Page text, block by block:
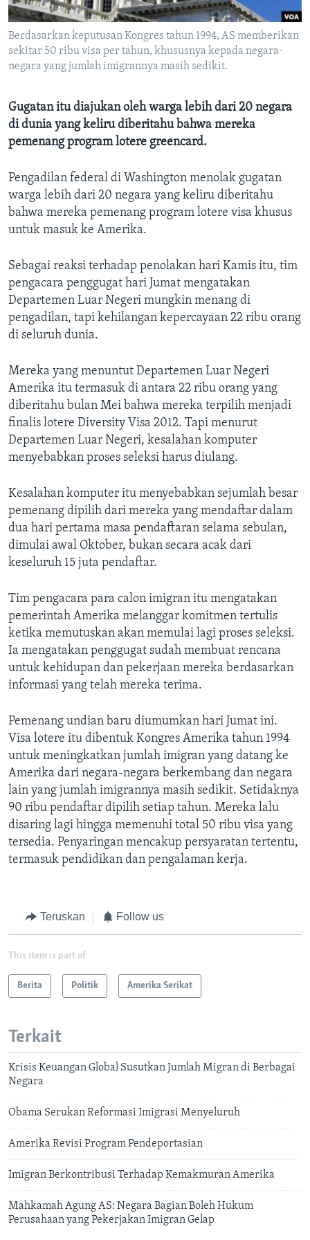
Berdasarkan keputusan Kongres tahun 1994, AS memberikan
sekitar 50 ribu visa per tahun, khususnya kepada negara-
negara yang jumlah imigrannya masih sedikit.
Gugatan itu diajukan oleh warga lebih dari 20 negara
di dunia yang keliru diberitahu bahwa mereka
pemenang program lotere greencard.
Pengadilan federal di Washington menolak gugatan
warga lebih dari 20 negara yang keliru diberitahu
bahwa mereka pemenang program lotere visa khusus
untuk masuk ke Amerika.
Sebagai reaksi terhadap penolakan hari Kamis itu, tim
pengacara penggugat hari Jumat mengatakan
Departemen Luar Negeri mungkin menang di
pengadilan, tapi kehilangan kepercayaan 22 ribu orang
di seluruh dunia.
Mereka yang menuntut Departemen Luar Negeri
Amerika itu termasuk di antara 22 ribu orang yang
diberitahu bulan Mei bahwa mereka terpilih menjadi
finalis lotere Diversity Visa 2012. Tapi menurut
Departemen Luar Negeri, kesalahan komputer
menyebabkan proses seleksi harus diulang.
Kesalahan komputer itu menyebabkan sejumlah besar
pemenang dipilih dari mereka yang mendaftar dalam
dua hari pertama masa pendaftaran selama sebulan,
dimulai awal Oktober, bukan secara acak dari
keseluruh 15 juta pendaftar.
Tim pengacara para calon imigran itu mengatakan
pemerintah Amerika melanggar komitmen tertulis
ketika memutuskan akan memulai lagi proses seleksi.
Ia mengatakan penggugat sudah membuat rencana
untuk kehidupan dan pekerjaan mereka berdasarkan
informasi yang telah mereka terima.
Pemenang undian baru diumumkan hari Jumat ini.
Visa lotere itu dibentuk Kongres Amerika tahun 1994
untuk meningkatkan jumlah imigran yang datang ke
Amerika dari negara-negara berkembang dan negara
lain yang jumlah imigrannya masih sedikit. Setidaknya
90 ribu pendaftar dipilih setiap tahun. Mereka lalu
disaring lagi hingga memenuhi total 50 ribu visa yang
tersedia. Penyaringan mencakup persyaratan tertentu,
termasuk pendidikan dan pengalaman kerja.
Teruskan Follow us
This item is part of
Berita Politik Amerika Serikat
Terkait
Krisis Keuangan Global Susutkan Jumlah Migran di Berbagai
Negara
Obama Serukan Reformasi Imigrasi Menyeluruh
Amerika Revisi Program Pendeportasian
Imigran Berkontribusi Terhadap Kemakmuran Amerika
Mahkamah Agung AS: Negara Bagian Boleh Hukum
Perusahaan yang Pekerjakan Imigran Gelap